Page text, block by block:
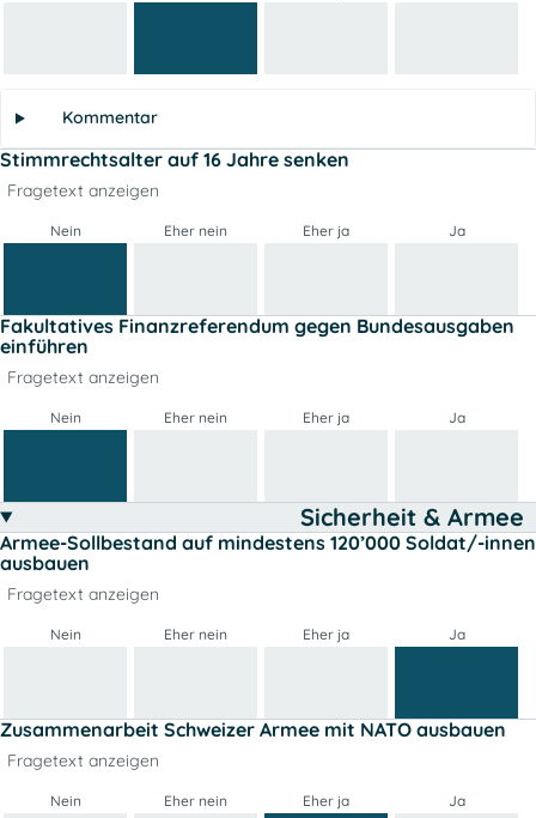
Kommentar
Stimmrechtsalter auf 16 Jahre senken
Fragetext anzeigen
Nein Eher nein Eher ja Ja
Fakultatives Finanzreferendum gegen Bundesausgaben
einführen
Fragetext anzeigen
Nein Eher nein Eher ja Ja
Sicherheit & Armee
Armee-Sollbestand auf mindestens 120’000 Soldat/-innen
ausbauen
Fragetext anzeigen
Nein Eher nein Eher ja Ja
Zusammenarbeit Schweizer Armee mit NATO ausbauen
Fragetext anzeigen
Nein Eher nein Eher ja Ja